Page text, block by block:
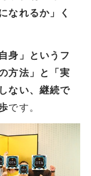
なれるか」く
身」というフ
方法」と「実
ない、継続で
です。